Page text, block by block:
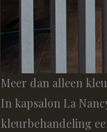
Meer dan alleen
In kapsalon La
kleurbehandeling